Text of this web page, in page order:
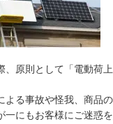
、原則として「電動荷上
よる事故や怪我、商品の
一にもお客様にご迷惑を